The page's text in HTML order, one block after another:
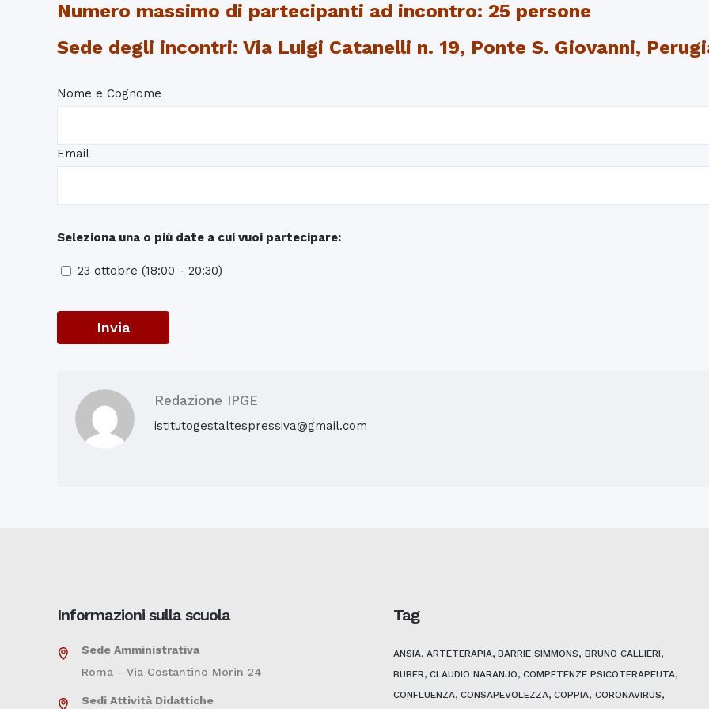
Numero massimo di partecipanti ad incontro: 25 persone
Sede degli incontri: Via Luigi Catanelli n. 19, Ponte S. Giovanni,
Nome e Cognome
Email
Seleziona una o più date a cui vuoi partecipare:
23 ottobre (18:00 - 20:30)
Redazione IPGE
istitutogestaltespressiva@gmail.com
Informazioni sulla scuola
Sede Amministrativa
Roma - Via Costantino Morin 24
Sedi Attività Didattiche
Tag
ANSIA ARTETERAPIA BARRIE SIMMONS
BRUNO CALLIERI
BUBER CLAUDIO NARANJO COMPETENZE PSICOTERAPEUTA
CONFLUENZA CONSAPEVOLEZZA COPPIA CORONAVIRUS